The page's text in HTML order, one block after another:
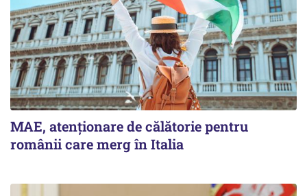
MAE, atenționare de călătorie pentru
românii care merg în Italia